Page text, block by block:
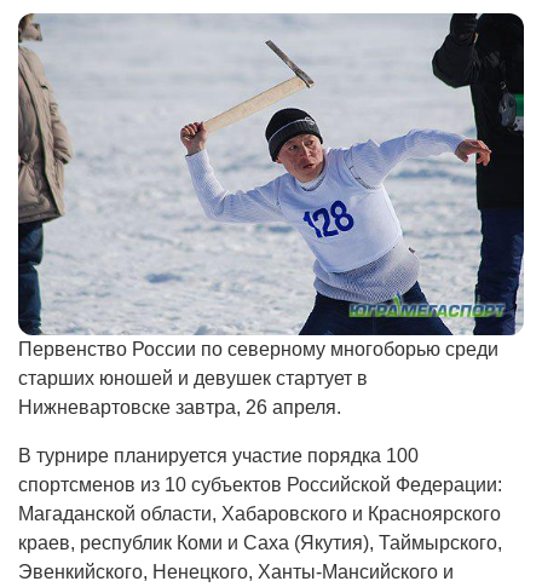
Первенство России по северному многоборью среди
старших юношей и девушек стартует в
Нижневартовске завтра, 26 апреля.
В турнире планируется участие порядка 100
спортсменов из 10 субъектов Российской Федерации:
Магаданской области, Хабаровского и Красноярского
краев, республик Коми и Саха (Якутия), Таймырского,
Эвенкийского, Ненецкого, Ханты-Мансийского и